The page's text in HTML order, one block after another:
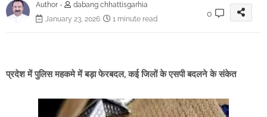
Author -
dabang chhattisgarhia
January 23, 2026
1 minute read
0
प्रदेश में पुलिस महकमे में बड़ा फेरबदल, कई जिलों के एसपी बदलने के संकेत